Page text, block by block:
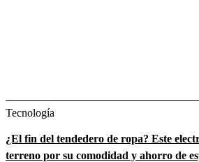
Tecnología
¿El fin del tendedero de ropa? Este
terreno por su comodidad y ahorro de